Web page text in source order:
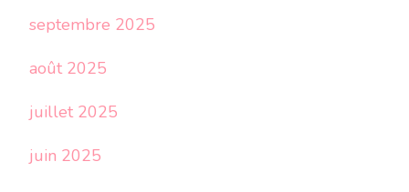
septembre 2025
août 2025
juillet 2025
juin 2025